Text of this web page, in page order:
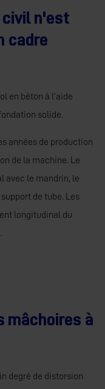
civil n'est
cadre
en béton à l’aide
solide.
années de production
de la machine. Le
avec le mandrin, le
de tube. Les
longitudinal du
mâchoires à
degré de distorsion